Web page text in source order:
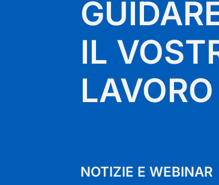
IL
LAVORO
NOTIZIE E WEBINAR